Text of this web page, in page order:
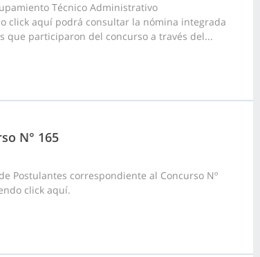
Técnico Administrativo
click aquí podrá consultar la nómina integrada
que participaron del concurso a través del...
N° 165
Postulantes correspondiente al Concurso Nº
click aquí.